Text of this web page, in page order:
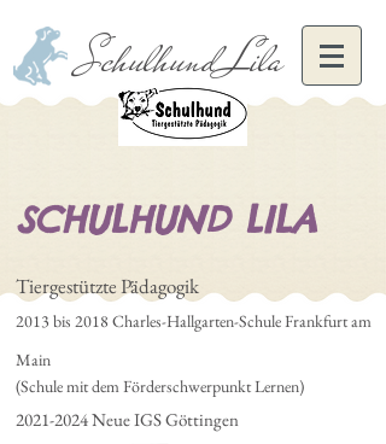
Schulhund Lila
SCHULHUND LILA
Tiergestützte Pädagogik
2013 bis 2018 Charles-Hallgarten-Schule Frankfurt am
Main
(Schule mit dem Förderschwerpunkt Lernen)
2021-2024Neue IGS Göttingen